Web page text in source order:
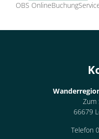
OBS
Zum
66679
Telefon